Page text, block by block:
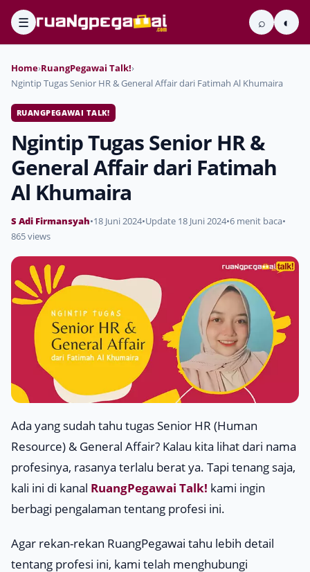
☰ ⌕ ◐
Home›RuangPegawai Talk!›
Ngintip Tugas Senior HR & General Affair dari Fatimah Al Khumaira
RUANGPEGAWAI TALK!
Ngintip Tugas Senior HR &
General Affair dari Fatimah
Al Khumaira
S Adi Firmansyah•18 Juni 2024•Update 18 Juni 2024•6 menit baca•
865 views
Ada yang sudah tahu tugas Senior HR (Human
Resource) & General Affair? Kalau kita lihat dari nama
profesinya, rasanya terlalu berat ya. Tapi tenang saja,
kali ini di kanal RuangPegawai Talk! kami ingin
berbagi pengalaman tentang profesi ini.
Agar rekan-rekan RuangPegawai tahu lebih detail
tentang profesi ini, kami telah menghubungi